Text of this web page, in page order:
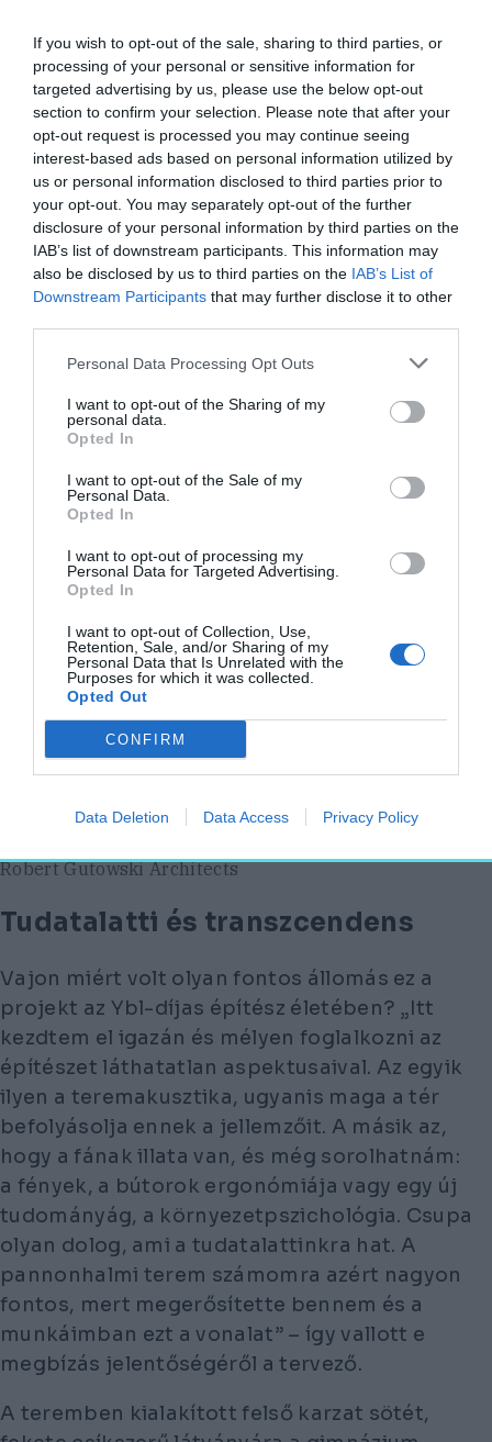
If you wish to opt-out of the sale, sharing to third parties, or
processing of your personal or sensitive information for
targeted advertising by us, please use the below opt-out
section to confirm your selection. Please note that after your
opt-out request is processed you may continue seeing
interest-based ads based on personal information utilized by
us or personal information disclosed to third parties prior to
your opt-out. You may separately opt-out of the further
disclosure of your personal information by third parties on the
IAB’s list of downstream participants. This information may
also be disclosed by us to third parties on the IAB’s List of
Downstream Participants that may further disclose it to other
Personal Data Processing Opt Outs
I want to opt-out of the Sharing of my
personal data.
Opted In
I want to opt-out of the Sale of my
Personal Data.
Opted In
I want to opt-out of processing my
Personal Data for Targeted Advertising.
Opted In
I want to opt-out of Collection, Use,
Retention, Sale, and/or Sharing of my
Personal Data that Is Unrelated with the
Purposes for which it was collected.
Opted Out
CONFIRM
Data Deletion Data Access Privacy Policy
nem pusztán ez a tapasztalat, hanem más
igények is hozzájárultak ahhoz, hogy az
eredeti tornacsarnokot is átépítsék, és némi
átalakítás után egy díszterem funkcióit is
képes legyen betölteni.
NEM VOLT KORÁBBAN AKKORA
KÖZÖSSÉGI TERE A GIMNÁZIUMNAK,
AHOL A 330 FŐS DIÁKSÁG ÉS AZ 50-70
FŐS TANÁRI KAR EGYÜTT TUDOTT
VOLNA ÜNNEPELNI.
„A padozatot lesüllyesztettük, megnöveltük a
belmagasságot, és egy magas színvonalú
előadóteret hoztunk létre. Kifejezetten
befogadására, de itt működik a tradicionális
pannonhalmi mozi is. Emellett
konferenciákat, hangosított zenei
produkciókat lehet tartani, aminek már
fesztiválnak is otthont ad a terem. De ami a
lényeg: a gimnázium életében is központi
szerepet tölt be, méltó helyszíne lett minden
lényeges intézményi eseménynek” – jegyezte
meg Gutowski Robert.
Az eredeti tornacsarnokot is átépítették, így az
Robert Gutowski Architects
Tudatalatti és transzcendens
Vajon miért volt olyan fontos állomás ez a
projekt az Ybl-díjas építész életében? „Itt
kezdtem el igazán és mélyen foglalkozni az
építészet láthatatlan aspektusaival. Az egyik
ilyen a teremakusztika, ugyanis maga a tér
befolyásolja ennek a jellemzőit. A másik az,
hogy a fának illata van, és még sorolhatnám:
a fények, a bútorok ergonómiája vagy egy új
tudományág, a környezetpszichológia. Csupa
olyan dolog, ami a tudatalattinkra hat. A
pannonhalmi terem számomra azért nagyon
fontos, mert megerősítette bennem és a
munkáimban ezt a vonalat” – így vallott e
megbízás jelentőségéről a tervező.
A teremben kialakított felső karzat sötét,